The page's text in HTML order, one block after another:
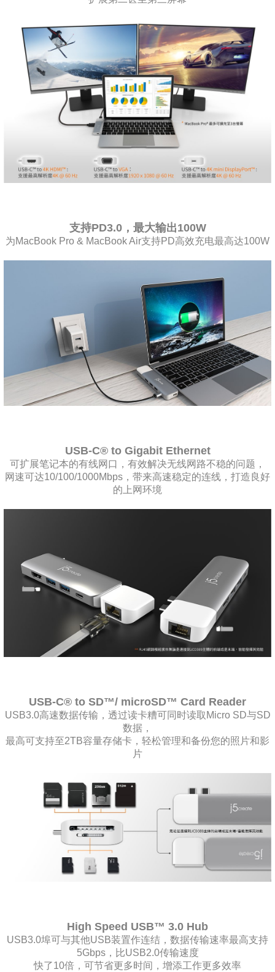
支持PD3.0，最大输出100W
为MacBook Pro & MacBook Air支持PD高效充电最高达100W
USB-C® to Gigabit Ethernet
可扩展笔记本的有线网口，有效解决无线网路不稳的问题，
网速可达10/100/1000Mbps，带来高速稳定的连线，打造良好
的上网环境
USB-C® to SD™/ microSD™ Card Reader
USB3.0高速数据传输，透过读卡糟可同时读取Micro SD与SD
数据，
最高可支持至2TB容量存储卡，轻松管理和备份您的照片和影
片
High Speed USB™ 3.0 Hub
USB3.0埠可与其他USB装置作连结，数据传输速率最高支持
5Gbps，比USB2.0传输速度
快了10倍，可节省更多时间，增添工作更多效率